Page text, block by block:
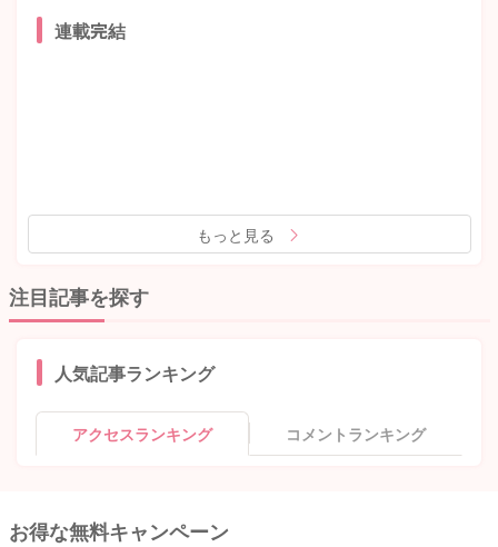
連載完結
もっと見る
注目記事を探す
人気記事ランキング
アクセスランキング コメントランキング
お得な無料キャンペーン